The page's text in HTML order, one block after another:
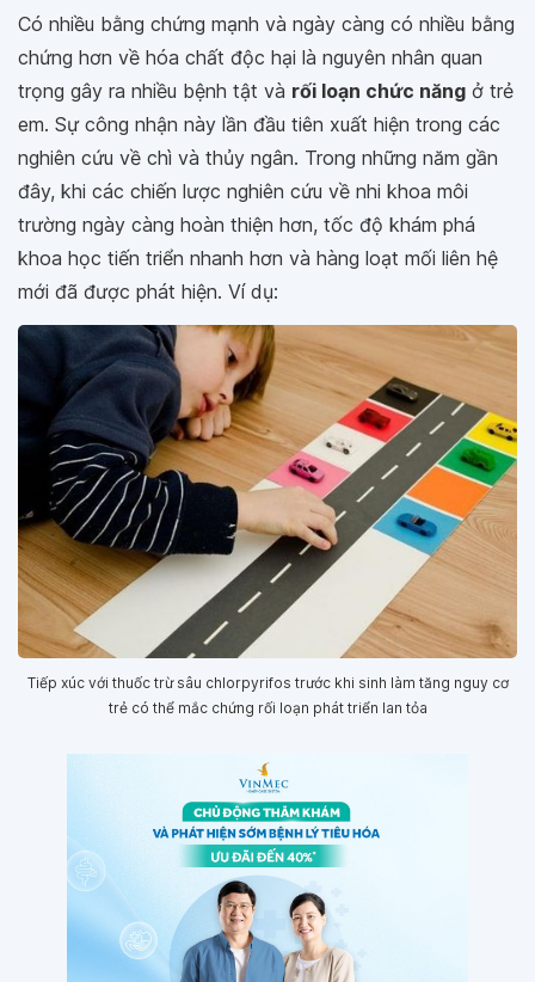
Có nhiều bằng chứng mạnh và ngày càng có nhiều bằng
chứng hơn về hóa chất độc hại là nguyên nhân quan
trọng gây ra nhiều bệnh tật và rối loạn chức năng ở trẻ
em. Sự công nhận này lần đầu tiên xuất hiện trong các
nghiên cứu về chì và thủy ngân. Trong những năm gần
đây, khi các chiến lược nghiên cứu về nhi khoa môi
trường ngày càng hoàn thiện hơn, tốc độ khám phá
khoa học tiến triển nhanh hơn và hàng loạt mối liên hệ
mới đã được phát hiện. Ví dụ:
Tiếp xúc với thuốc trừ sâu chlorpyrifos trước khi sinh làm tăng nguy cơ
trẻ có thể mắc chứng rối loạn phát triển lan tỏa